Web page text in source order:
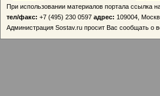
При использовании материалов портала ссылка
тел/факс: +7 (495) 230 0597 адрес: 109004,
Администрация Sostav.ru просит Вас сообщать о